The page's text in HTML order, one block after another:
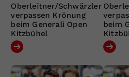
Oberleitner/Schwärzler
verpassen Krönung
beim Generali Open
Kitzbühel
beim